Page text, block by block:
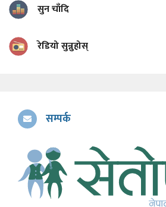
सुन चाँदि
रेडियो सुन्नुहोस्
सम्पर्क